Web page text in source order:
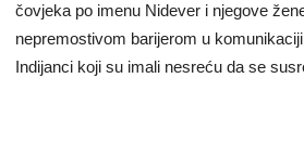
čovjeka po imenu Nidever i njegove
nepremostivom barijerom u
Indijanci koji su imali nesreću da se